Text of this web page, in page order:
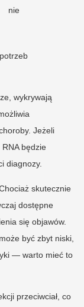
nie
wykrywają
Jeżeli
będzie
diagnozy.
skutecznie
dostępne
się objawów.
być zbyt niski,
— warto mieć to
przeciwciał, co